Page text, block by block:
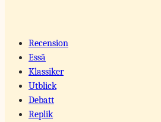
Recension
Essä
Klassiker
Utblick
Debatt
Replik